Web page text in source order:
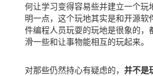
何让学习变得容易些并建立一个玩
明一点，这个玩地其实是和开源软
件编程人员玩耍的玩地是很象的，
滑一些和让事物能相互的玩起来。
对那些仍然持心有疑虑的， 并不是